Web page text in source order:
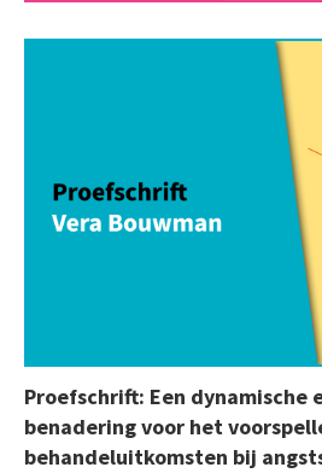
Proefschrift: Een dynamische
benadering voor het
behandeluitkomsten bij